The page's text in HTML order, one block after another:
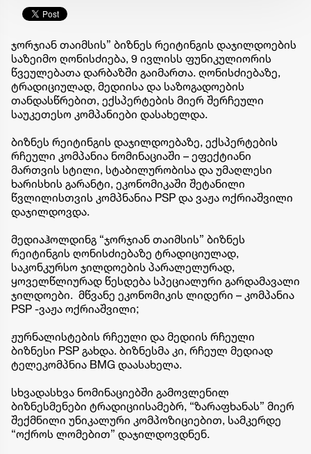
ჯორჯიან თაიმსის” ბიზნეს რეიტინგის დაჯილდოების
საზეიმო ღონისძიება, 9 ივლისს ფუნიკულიორის
წვეულებათა დარბაზში გაიმართა. ღონისძიებაზე,
ტრადიციულად, მედიისა და საზოგადოების
თანდასწრებით, ექსპერტების მიერ შერჩეული
საუკეთესო კომპანიები დასახელდა.
ბიზნეს რეიტინგის დაჯილდოებაზე, ექსპერტების
რჩეული კომპანია ნომინაციაში – ეფექტიანი
მართვის სტილი, სტაბილურობისა და უმაღლესი
ხარისხის გარანტი, ეკონომიკაში შეტანილი
წვლილისთვის კომპნანია PSP და ვაჟა ოქრიაშვილი
დაჯილდოვდა.
მედიაჰოლდინგ “ჯორჯიან თაიმსის” ბიზნეს
რეიტინგის ღონისძიებაზე ტრადიციულად,
საკონკურსო ჯილდოების პარალელურად,
ყოველწლიურად წესდება სპეციალური გარდამავალი
ჯილდოები. მწვანე ეკონომიკის ლიდერი – კომპანია
PSP -ვაჟა ოქრიაშვილი;
ჟურნალისტების რჩეული და მედიის რჩეული
ბიზნესი PSP გახდა. ბიზნესმა კი, რჩეულ მედიად
ტელეკომპნია BMG დაასახელა.
სხვადასხვა ნომინაციებში გამოვლენილ
ბიზნესმენები ტრადიციისამებრ, “ზარაფხანას” მიერ
შექმნილი უნიკალური კომპოზიციებით, სამკერდე
“ოქროს ლომებით” დაჯილდოვდნენ.